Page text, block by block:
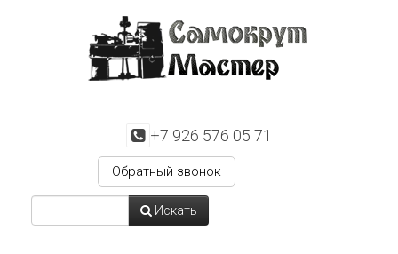
+7 926 576 05 71
Обратный звонок
Искать